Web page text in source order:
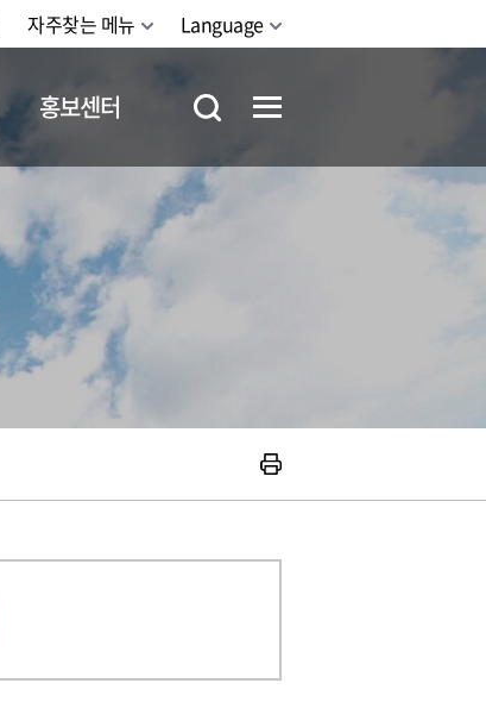
자주찾는 메뉴 Language
홍보센터